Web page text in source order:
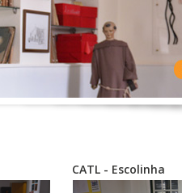
CATL - Escolinha